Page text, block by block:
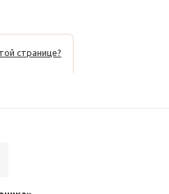
странице?